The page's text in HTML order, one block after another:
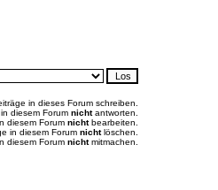
in dieses Forum schreiben.
diesem Forum nichtantworten.
diesem Forum nichtbearbeiten.
in diesem Forum nichtlöschen.
diesem Forum nichtmitmachen.